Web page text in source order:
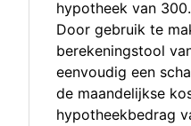
hypotheek van
Door gebruik te
berekeningstool
eenvoudig een
de maandelijkse
hypotheekbedrag